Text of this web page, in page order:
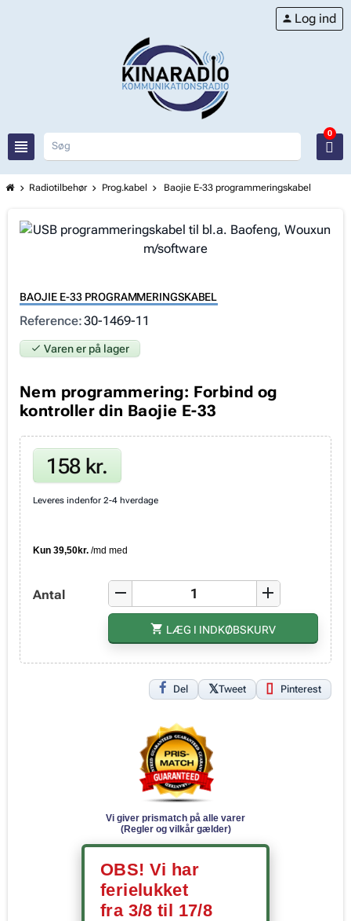
view_headline
person Log ind
0
chevron_right Radiotilbehør chevron_right Prog.kabel chevron_right Baojie E-33 programmeringskabel
BAOJIE E-33 PROGRAMMERINGSKABEL
Reference 30-1469-11
check Varen er på lager
Nem programmering: Forbind og
kontroller din Baojie E-33
158 kr.
Leveres indenfor 2-4 hverdage
Antal remove add
shopping_cart LÆG I INDKØBSKURV
Del Tweet Pinterest
Vi giver prismatch på alle varer
(Regler og vilkår gælder)
OBS! Vi har
ferielukket
fra 3/8 til 17/8